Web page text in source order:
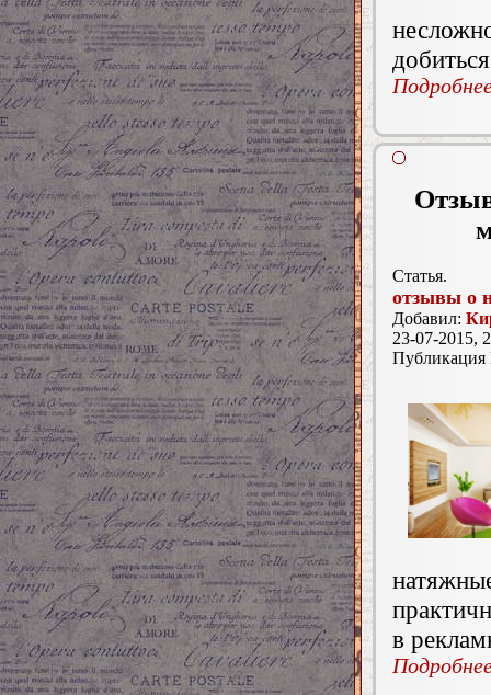
Статья.
отзывы о
Добавил:
23-07-2015,
в